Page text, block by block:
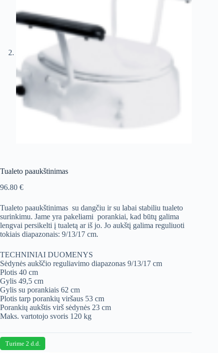
Tualeto paaukštinimas
96.80 €
Tualeto paaukštinimas su dangčiu ir su labai stabiliu tualeto
surinkimu. Jame yra pakeliami porankiai, kad būtų galima
lengvai persikelti į tualetą ar iš jo. Jo aukštį galima reguliuoti
tokiais diapazonais: 9/13/17 cm.
TECHNINIAI DUOMENYS
Sėdynės aukščio reguliavimo diapazonas 9/13/17 cm
Plotis 40 cm
Gylis 49,5 cm
Gylis su porankiais 62 cm
Plotis tarp porankių viršaus 53 cm
Porankių aukštis virš sėdynės 23 cm
Maks. vartotojo svoris 120 kg
Turime 2 d.d.